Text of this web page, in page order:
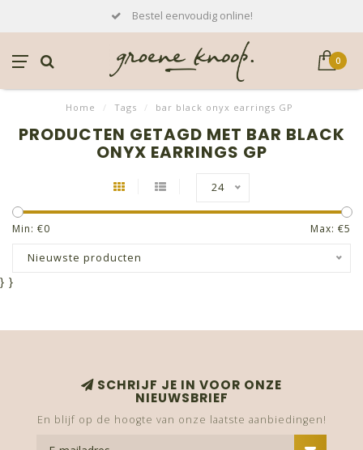
Bestel eenvoudig online!
0
Home / Tags / bar black onyx earrings GP
PRODUCTEN GETAGD MET BAR BLACK
ONYX EARRINGS GP
24
Min: €0 Max: €5
Nieuwste producten
} }
SCHRIJF JE IN VOOR ONZE
NIEUWSBRIEF
En blijf op de hoogte van onze laatste aanbiedingen!